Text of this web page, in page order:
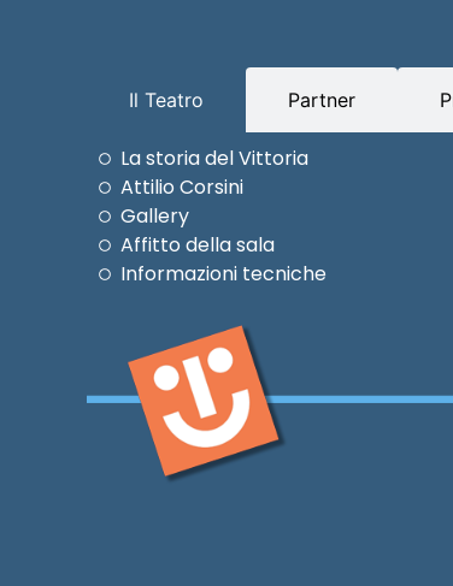
Il Teatro Partner
La storia del Vittoria
Attilio Corsini
Gallery
Affitto della sala
Informazioni tecniche